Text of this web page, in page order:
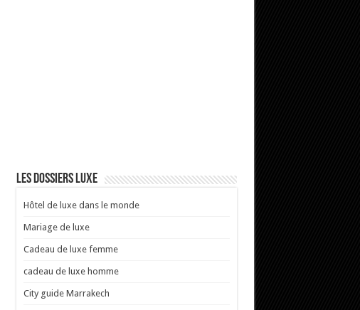
Les dossiers luxe
Hôtel de luxe dans le monde
Mariage de luxe
Cadeau de luxe femme
cadeau de luxe homme
City guide Marrakech